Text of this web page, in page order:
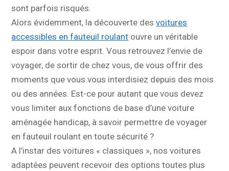
sont parfois risqués.
Alors évidemment, la découverte desvoitures
accessibles en fauteuil roulant ouvre un véritable
espoir dans votre esprit. Vous retrouvez l’envie de
voyager, de sortir de chez vous, de vous offrir des
moments que vous vous interdisiez depuis des mois
ou des années. Est-ce pour autant que vous devez
vous limiter aux fonctions de base d’une voiture
aménagée handicap, à savoir permettre de voyager
en fauteuil roulant en toute sécurité ?
A l’instar des voitures « classiques », nos voitures
adaptées peuvent recevoir des options toutes plus